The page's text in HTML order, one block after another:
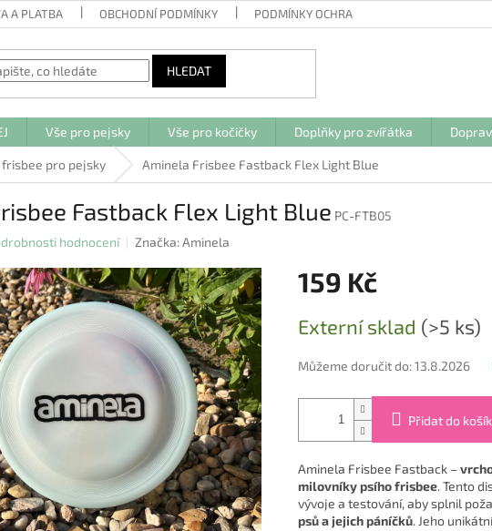
A PLATBA OBCHODNÍ PODMÍNKY PODMÍNKY OCHRANY OSOBNÍCH ÚDAJŮ
HLEDAT
Vše pro pejsky Vše pro kočičky Doplňky pro zvířátka
frisbee pro pejsky Aminela Frisbee Fastback Flex Light Blue
Fastback Flex Light Blue PC-FTB05
hodnocení Značka:Aminela
159 Kč
cena:
Externí sklad (>5 ks)
Můžeme doručit do: 13.8.2026
Přidat do
Aminela Frisbee Fastback –
milovníky psího frisbee. Tento
vývoje a testování, aby splnil
psů a jejich páníčků. Jeho